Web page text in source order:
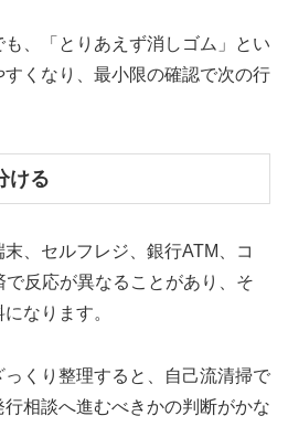
、「とりあえず消しゴム」とい
くなり、最小限の確認で次の行
ける
、セルフレジ、銀行ATM、コ
で反応が異なることがあり、そ
なります。
くり整理すると、自己流清掃で
相談へ進むべきかの判断がかな